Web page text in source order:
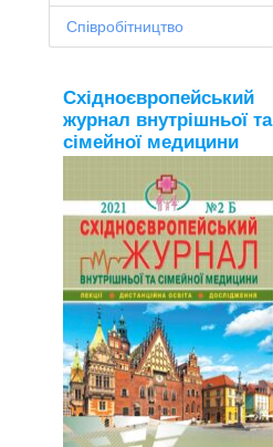
Співробітництво
Східноєвропейський
журнал внутрішньої та
сімейної медицини